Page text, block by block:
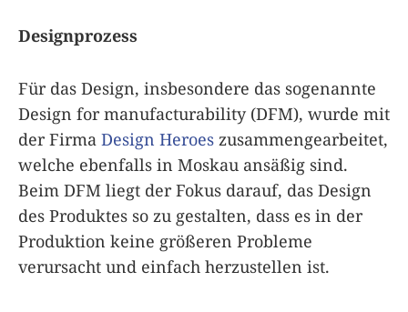
Designprozess
Für das Design, insbesondere das sogenannte
Design for manufacturability (DFM), wurde mit
der Firma Design Heroes zusammengearbeitet,
welche ebenfalls in Moskau ansäßig sind.
Beim DFM liegt der Fokus darauf, das Design
des Produktes so zu gestalten, dass es in der
Produktion keine größeren Probleme
verursacht und einfach herzustellen ist.